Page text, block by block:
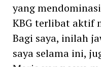
yang
KBG terlibat aktif
Bagi saya, inilah
saya selama ini,